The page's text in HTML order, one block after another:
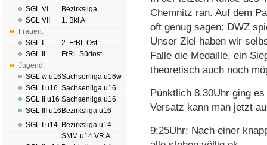
SGL VI
SGL VII
Frauen:
SGL I
SGL II
Jugend:
SGL w u16
SGL I u16
SGL II u16
SGL III u16
SGL I u14
Bezirksliga
1. Bkl A
2. FrBL Ost
FrRL Südost
Sachsenliga u16w
Sachsenliga u16
Sachsenliga u16
Bezirksliga u16
Bezirksliga u14
SMM u14 VR A
Chemnitz ran. Auf dem
oft genug sagen: DWZ
Unser Ziel haben wir
Falle die Medaille, ein
theoretisch auch noch
Pünktlich 8.30Uhr ging
Versatz kann man jetzt
9:25Uhr: Nach einer